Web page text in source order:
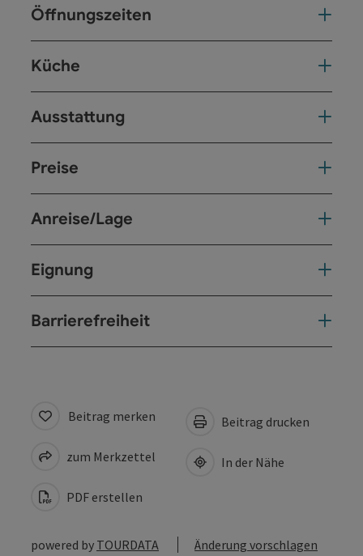
Öffnungszeiten
Küche
Ausstattung
Preise
Anreise/Lage
Eignung
Barrierefreiheit
Beitrag merken
zum Merkzettel
PDF erstellen
Beitrag drucken
In der Nähe
powered by TOURDATA Änderung vorschlagen